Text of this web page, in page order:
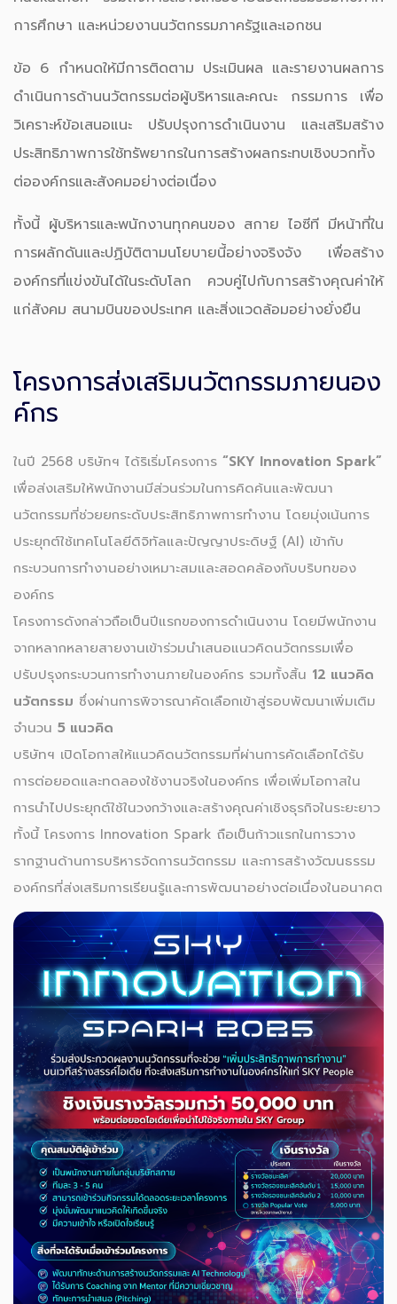
การศึกษา และหน่วยงานนวัตกรรมภาครัฐและเอกชน
ข้อ 6 กำหนดให้มีการติดตาม ประเมินผล และรายงานผลการ
ดำเนินการด้านนวัตกรรมต่อผู้บริหารและคณะ กรรมการ เพื่อ
วิเคราะห์ข้อเสนอแนะ ปรับปรุงการดำเนินงาน และเสริมสร้าง
ประสิทธิภาพการใช้ทรัพยากรในการสร้างผลกระทบเชิงบวกทั้ง
ต่อองค์กรและสังคมอย่างต่อเนื่อง
ทั้งนี้ ผู้บริหารและพนักงานทุกคนของ สกาย ไอซีที มีหน้าที่ใน
การผลักดันและปฏิบัติตามนโยบายนี้อย่างจริงจัง เพื่อสร้าง
องค์กรที่แข่งขันได้ในระดับโลก ควบคู่ไปกับการสร้างคุณค่าให้
แก่สังคม สนามบินของประเทศ และสิ่งแวดล้อมอย่างยั่งยืน
โครงการส่งเสริมนวัตกรรมภายนอง
ค์กร
ในปี 2568 บริษัทฯ ได้ริเริ่มโครงการ “SKY Innovation Spark”
เพื่อส่งเสริมให้พนักงานมีส่วนร่วมในการคิดค้นและพัฒนา
นวัตกรรมที่ช่วยยกระดับประสิทธิภาพการทำงาน โดยมุ่งเน้นการ
ประยุกต์ใช้เทคโนโลยีดิจิทัลและปัญญาประดิษฐ์ (AI) เข้ากับ
กระบวนการทำงานอย่างเหมาะสมและสอดคล้องกับบริบทของ
องค์กร
โครงการดังกล่าวถือเป็นปีแรกของการดำเนินงาน โดยมีพนักงาน
จากหลากหลายสายงานเข้าร่วมนำเสนอแนวคิดนวัตกรรมเพื่อ
ปรับปรุงกระบวนการทำงานภายในองค์กร รวมทั้งสิ้น 12 แนวคิด
นวัตกรรม ซึ่งผ่านการพิจารณาคัดเลือกเข้าสู่รอบพัฒนาเพิ่มเติม
จำนวน 5 แนวคิด
บริษัทฯ เปิดโอกาสให้แนวคิดนวัตกรรมที่ผ่านการคัดเลือกได้รับ
การต่อยอดและทดลองใช้งานจริงในองค์กร เพื่อเพิ่มโอกาสใน
การนำไปประยุกต์ใช้ในวงกว้างและสร้างคุณค่าเชิงธุรกิจในระยะยาว
ทั้งนี้ โครงการ Innovation Spark ถือเป็นก้าวแรกในการวาง
รากฐานด้านการบริหารจัดการนวัตกรรม และการสร้างวัฒนธรรม
องค์กรที่ส่งเสริมการเรียนรู้และการพัฒนาอย่างต่อเนื่องในอนาคต